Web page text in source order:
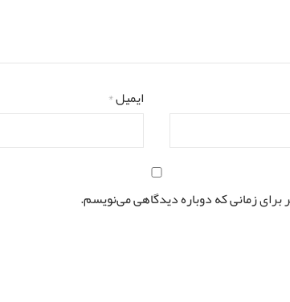
ایمیل*
برای زمانی که دوباره دیدگاهی می‌نویسم.